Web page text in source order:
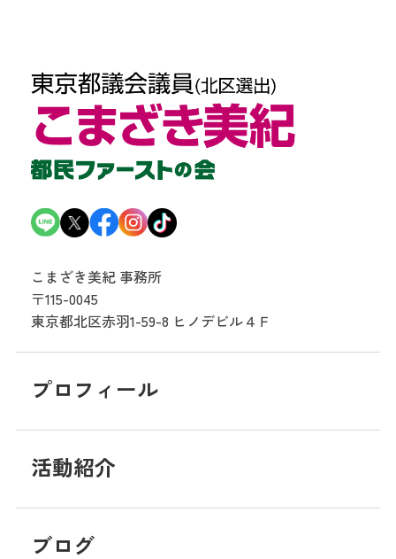
こまざき美紀 事務所
〒115-0045
東京都北区赤羽1-59-8 ヒノデビル４Ｆ
プロフィール
活動紹介
ブログ